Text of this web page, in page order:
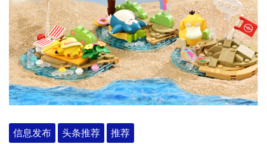
信息发布 头条推荐 推荐